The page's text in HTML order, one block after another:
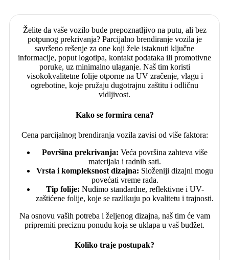
Želite da vaše vozilo bude prepoznatljivo na putu, ali bez
potpunog prekrivanja? Parcijalno brendiranje vozila je
savršeno rešenje za one koji žele istaknuti ključne
informacije, poput logotipa, kontakt podataka ili promotivne
poruke, uz minimalno ulaganje. Naš tim koristi
visokokvalitetne folije otporne na UV zračenje, vlagu i
ogrebotine, koje pružaju dugotrajnu zaštitu i odličnu
vidljivost.
Kako se formira cena?
Cena parcijalnog brendiranja vozila zavisi od više faktora:
Površina prekrivanja: Veća površina zahteva više
materijala i radnih sati.
Vrsta i kompleksnost dizajna: Složeniji dizajni mogu
povećati vreme rada.
Tip folije: Nudimo standardne, reflektivne i UV-
zaštićene folije, koje se razlikuju po kvalitetu i trajnosti.
Na osnovu vaših potreba i željenog dizajna, naš tim će vam
pripremiti preciznu ponudu koja se uklapa u vaš budžet.
Koliko traje postupak?